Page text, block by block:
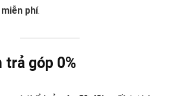
phí.
trả góp 0%